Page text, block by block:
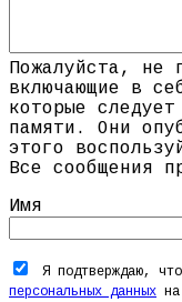
Пожалуйста, не
включающие в
которые
памяти. Они
этого
Все сообщения
Имя
Я подтверждаю,
персональных данных